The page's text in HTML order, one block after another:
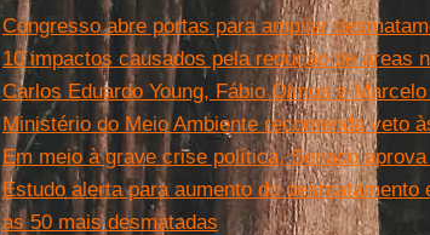
Congresso abre portas para ampliar
10 impactos causados pela redução de áreas
Carlos Eduardo Young, Fábio Olmos e
Ministério do Meio Ambiente recomenda veto
Em meio à grave crise política, Senado
Estudo alerta para aumento do desmatamento
as 50 mais desmatadas